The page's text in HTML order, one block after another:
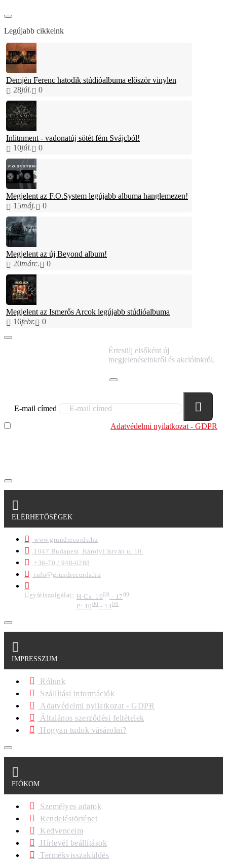
Legújabb cikkeink
Demjén Ferenc hatodik stúdióalbuma először vinylen
28júl. 0
Inlitnment - vadonatúj sötét fém Svájcból!
10júl. 0
Megjelent az F.O.System legújabb albuma hanglemezen!
15máj. 0
Megjelent az új Beyond album!
20márc. 0
Megjelent az Ismerős Arcok legújabb stúdióalbuma
16febr. 0
Értesülj elsőként új
megjelenéseinkről és akcióinkról.
E-mail címed
Adatvédelmi nyilatkozat - GDPR
ELÉRHETŐSÉGEK
www.grundrecords.hu
1047 Budapest, Károlyi István u. 10.
+36-70 / 948-0288
info@grundrecords.hu
Ügyfélszolgálat: H-Cs: 1000 - 1700
P: 1000- 1400
IMPRESSZUM
Rólunk
Szállítási információk
Adatvédelmi nyilatkozat - GDPR
Általános szerződési feltételek
Hogyan tudok vásárolni?
FIÓKOM
Személyes adatok
Rendeléstörténet
Kedvenceim
Hírlevél beállítások
Termékvisszaküldés